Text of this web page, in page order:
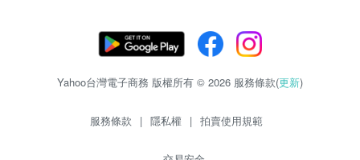
Yahoo台灣電子商務 版權所有 © 2026 服務條款(更新)
服務條款 | 隱私權 | 拍賣使用規範